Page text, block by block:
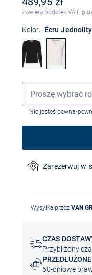
Zawiera podatek VAT,
Kolor: Écru Jednolity
Wybór rozmiaru
Proszę wybrać
Nie jesteś pewna/
Zarezerwuj w
Wysyłka przez VAN
CZAS
Przybliżony
60-dniowe